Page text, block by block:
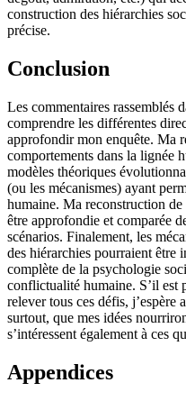
construction des hiérarchies
précise.
Conclusion
Les commentaires rassemblés
comprendre les différentes
approfondir mon enquête. Ma
comportements dans la lignée
modèles théoriques
(ou les mécanismes) ayant
humaine. Ma reconstruction
être approfondie et comparée
scénarios. Finalement, les
des hiérarchies pourraient être
complète de la psychologie
conflictualité humaine. S’il est
relever tous ces défis, j’espère
surtout, que mes idées
s’intéressent également à ces
Appendices